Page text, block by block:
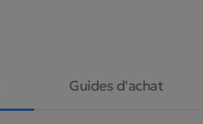
Guides d'achat